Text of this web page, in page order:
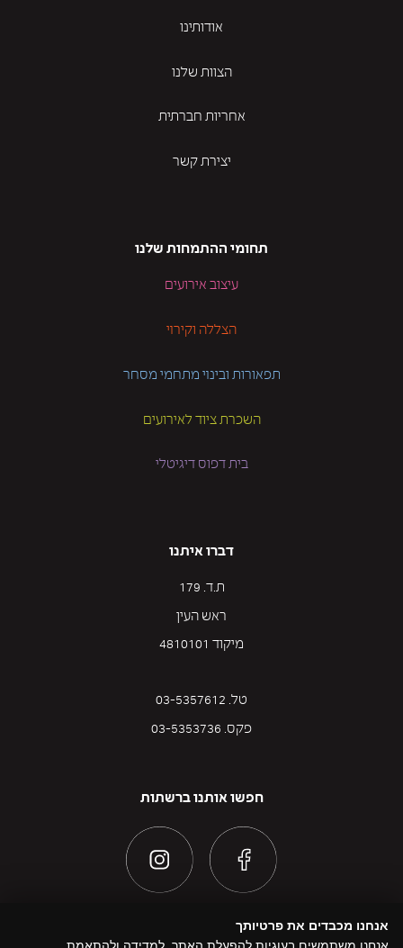
אודותינו
הצוות שלנו
אחריות חברתית
יצירת קשר
תחומי ההתמחות שלנו
עיצוב אירועים
הצללה וקירוי
תפאורות ובינוי מתחמי מסחר
השכרת ציוד לאירועים
בית דפוס דיגיטלי
דברו איתנו
ת.ד. 179
ראש העין
מיקוד 4810101
טל. 03-5357612
פקס. 03-5353736
חפשו אותנו ברשתות
אנחנו מכבדים את פרטיותך